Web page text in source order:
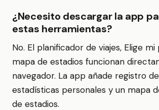
¿Necesito descargar la app
estas herramientas?
No. El planificador de viajes, Elige
mapa de estadios funcionan
navegador. La app añade registro
estadísticas personales y un mapa
de estadios.